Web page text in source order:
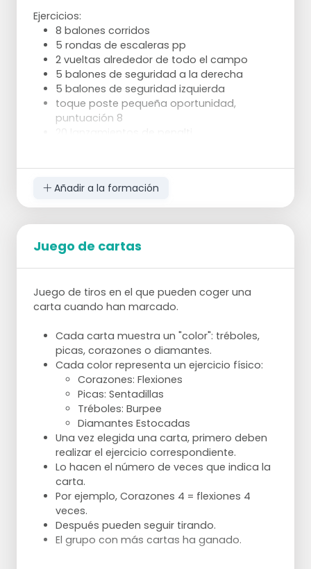
Ejercicios:
8 balones corridos
5 rondas de escaleras pp
2 vueltas alrededor de todo el campo
5 balones de seguridad a la derecha
5 balones de seguridad izquierda
toque poste pequeña oportunidad,
puntuación 8
canasta
Añadir a la formación
Juego de cartas
Juego de tiros en el que pueden coger una
carta cuando han marcado.
Cada carta muestra un "color": tréboles,
picas, corazones o diamantes.
Cada color representa un ejercicio físico:
Corazones: Flexiones
Picas: Sentadillas
Tréboles: Burpee
Diamantes Estocadas
Una vez elegida una carta, primero deben
realizar el ejercicio correspondiente.
Lo hacen el número de veces que indica la
carta.
Por ejemplo, Corazones 4 = flexiones 4
veces.
Después pueden seguir tirando.
El grupo con más cartas ha ganado.